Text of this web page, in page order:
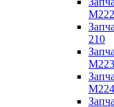
210